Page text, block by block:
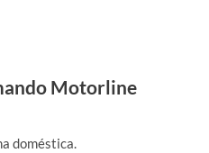
Motorline
doméstica.